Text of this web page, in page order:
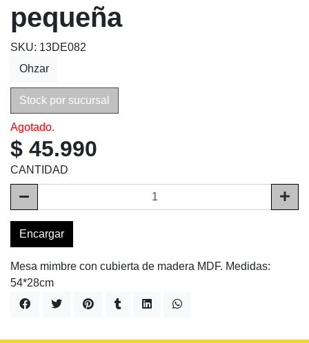
pequeña
SKU: 13DE082
Ohzar
Stock por sucursal
Agotado.
$ 45.990
CANTIDAD
Encargar
Mesa mimbre con cubierta de madera MDF. Medidas:
54*28cm